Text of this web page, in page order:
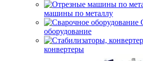
машины по металлу
оборудование
конвертеры